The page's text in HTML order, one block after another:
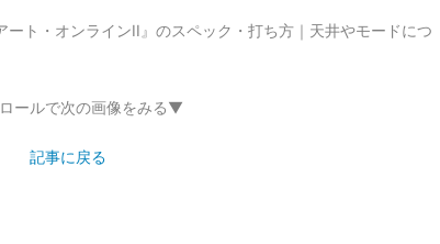
ト・オンラインII』のスペック・打ち方｜天井やモードにつ
ールで次の画像をみる▼
記事に戻る